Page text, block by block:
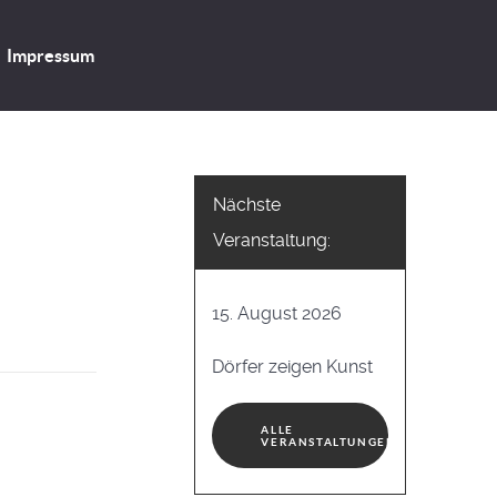
Impressum
Nächste
Veranstaltung:
15. August 2026
Dörfer zeigen Kunst
ALLE
VERANSTALTUNGEN